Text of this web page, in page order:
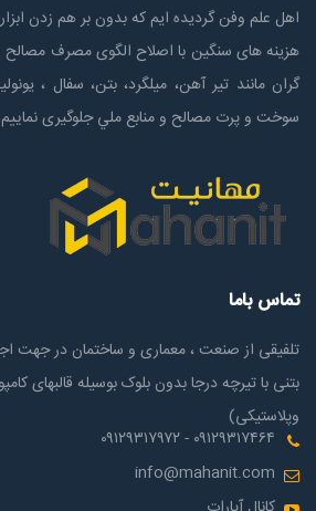
اهل علم وفن گردیده ایم که بدون بر هم زدن
هزینه های سنگین با اصلاح الگوی مصرف
گران مانند تیر آهن، میلگرد، بتن، سفال ،
سوخت و پرت مصالح و منابع ملي جلوگیری
تماس باما
تلفیقی از صنعت ، معماری و ساختمان در جهت
بتنی با تیرچه درجا بدون بلوک بوسیله قالبهای
وپلاستیکی)
۰۹۱۲۹۳۱۷۴۶۴ - ۰۹۱۲۹۳۱۷۹۷۲
info@mahanit.com